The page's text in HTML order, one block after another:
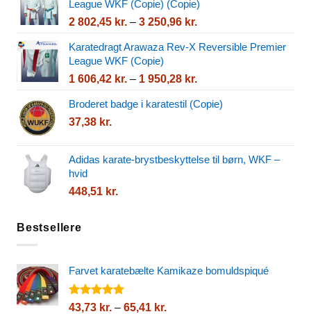
til
2
League WKF (Copie) (Copie)
2 802,45 kr. – 3 250,96 kr.Prisinterval:
802,45 kr.
3
Karatedragt Arawaza Rev-X Reversible Premier
League WKF (Copie)
1 606,42 kr. – 1 950,28 kr.Prisinterval:
606,42 kr.
Broderet badge i karatestil (Copie)
37,38 kr.
Adidas karate-brystbeskyttelse til børn, WKF –
hvid
448,51 kr.
Bestsellere
Farvet karatebælte Kamikaze bomuldspiqué
Vurderet
43,73 kr. – 65,41 kr.